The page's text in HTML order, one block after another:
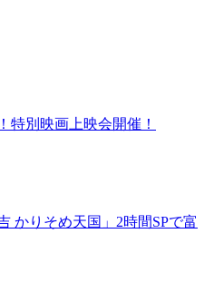
特別映画上映会開催！
かりそめ天国」2時間SPで富